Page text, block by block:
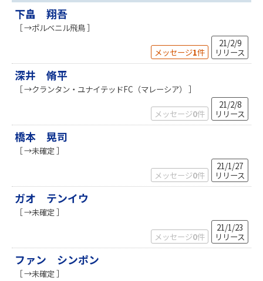
下畠 翔吾
［ →ポルベニル飛鳥 ］
メッセージ1件
21/2/9
リリース
深井 脩平
［ →クランタン・ユナイテッドFC（マレーシア） ］
メッセージ0件
21/2/8
リリース
橋本 晃司
［ →未確定 ］
メッセージ0件
21/1/27
リリース
ガオ テンイウ
［ →未確定 ］
メッセージ0件
21/1/23
リリース
ファン シンポン
［ →未確定 ］